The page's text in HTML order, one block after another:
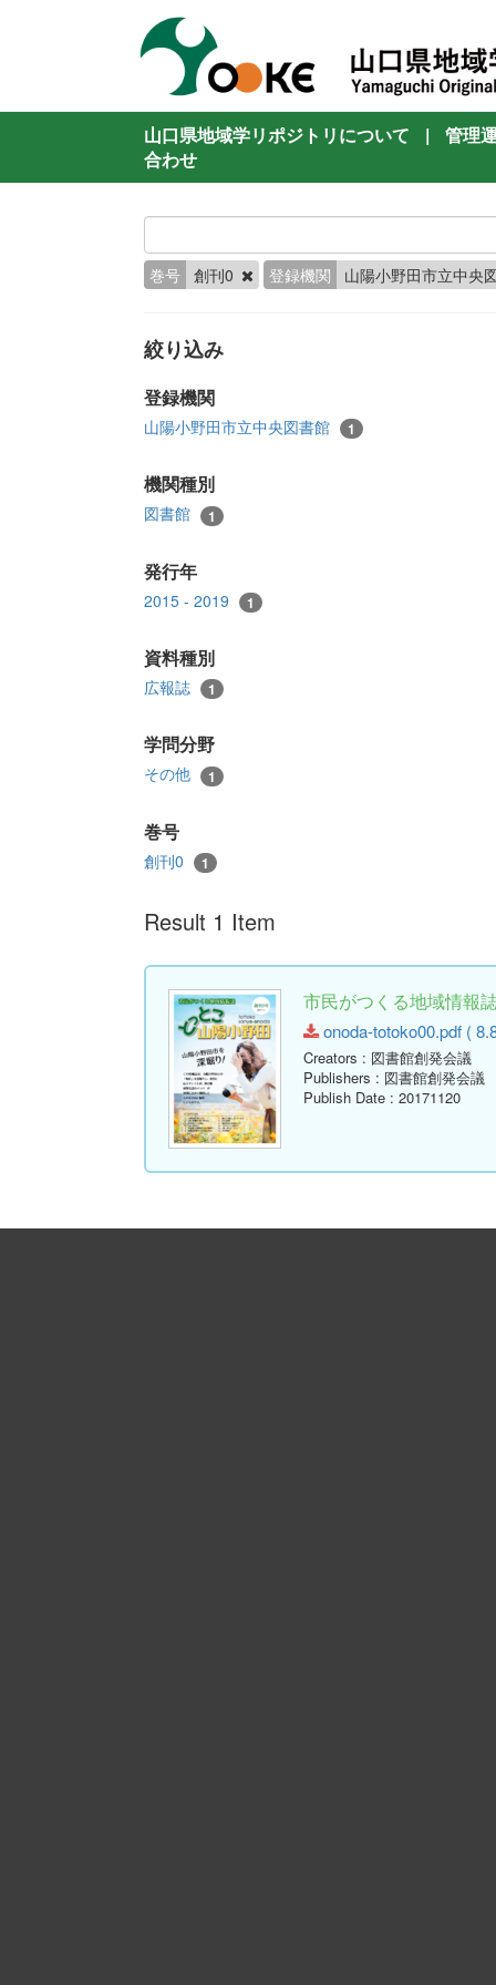
山口県地域学リポジトリについて |
管理
合わせ
巻号 創刊0 登録機関 山陽小野田市立中央
絞り込み
登録機関
山陽小野田市立中央図書館 1
機関種別
図書館 1
発行年
2015 - 2019 1
資料種別
広報誌 1
学問分野
その他 1
巻号
創刊0 1
Result 1 Item
市民がつくる地域情報
onoda-totoko00.pdf (
Creators : 図書館創発会議
Publishers : 図書館創発会議
Publish Date : 20171120